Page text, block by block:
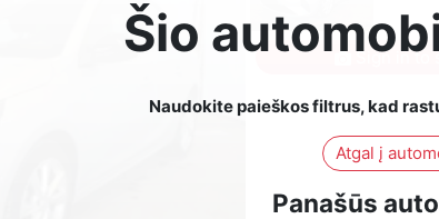
Šio
Naudokite paieškos filtrus, kad
Atgal į
Panašūs
Sign in to